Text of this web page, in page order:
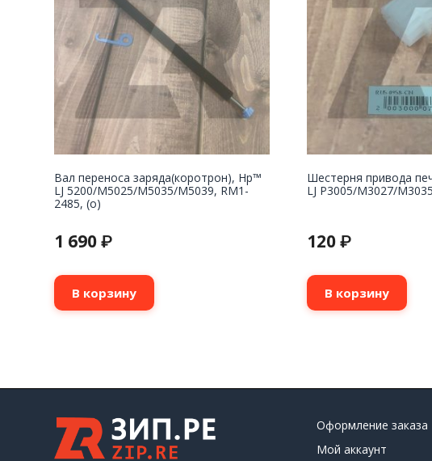
Вал переноса заряда(коротрон), Hp™
LJ 5200/M5025/M5035/M5039, RM1-
2485, (о)
1 690 ₽
В корзину
Шестерня привода
LJ P3005/M3027/
120 ₽
В корзину
Оформление заказа
Мой аккаунт